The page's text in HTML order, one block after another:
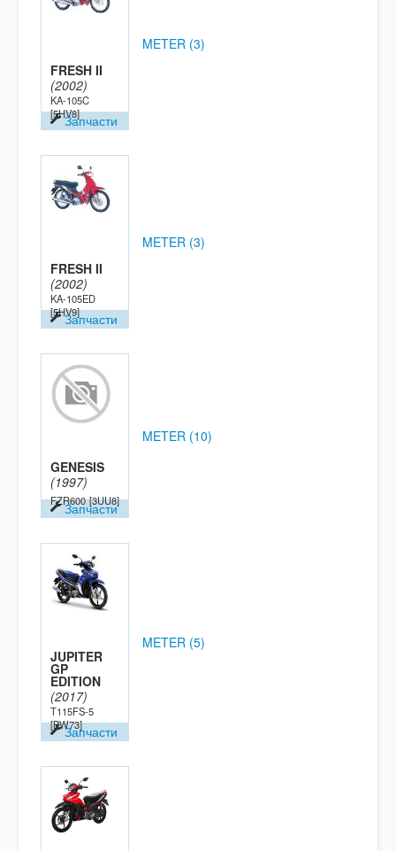
FRESH II
(2002)
KA-105C
[5HV8]Запчасти
METER (3)
FRESH II
(2002)
KA-105ED
[5HV9]Запчасти
METER (3)
GENESIS
(1997)
FZR600 [3UU8]
Запчасти
METER (10)
JUPITER
GP
EDITION
(2017)
T115FS-5
[BW73]Запчасти
METER (5)